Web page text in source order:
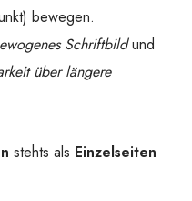
bewegen.
Schriftbildund
über längere
stehts als Einzelseiten